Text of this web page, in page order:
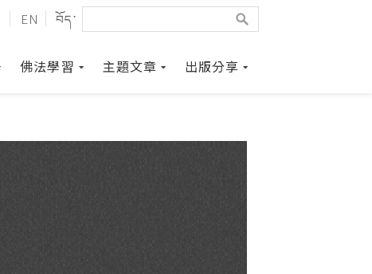
EN བོད་
佛法學習 主題文章 出版分享